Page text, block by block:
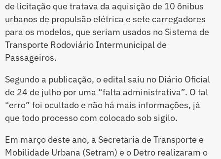
de licitação que tratava da aquisição de 10 ônibus
urbanos de propulsão elétrica e sete carregadores
para os modelos, que seriam usados no Sistema de
Transporte Rodoviário Intermunicipal de
Passageiros.
Segundo a publicação, o edital saiu no Diário Oficial
de 24 de julho por uma “falta administrativa”. O tal
“erro” foi ocultado e não há mais informações, já
que todo processo com colocado sob sigilo.
Em março deste ano, a Secretaria de Transporte e
Mobilidade Urbana (Setram) e o Detro realizaram o